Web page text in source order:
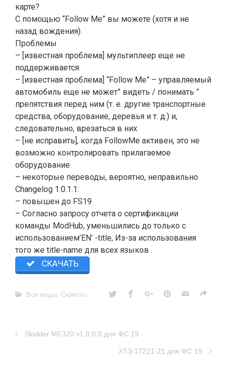
карте?
С помощью “Follow Me” вы можете (хотя и не
назад вождения).
Проблемы
– [известная проблема] мультиплеер еще не
поддерживается
– [известная проблема] “Follow Me” – управляемый
автомобиль еще не может” видеть / понимать ”
препятствия перед ним (т. е. другие транспортные
средства, оборудование, деревья и т. д.) и,
следовательно, врезаться в них
– [не исправить], когда FollowMe активен, это не
возможно контролировать прилагаемое
оборудование
– некоторые переводы, вероятно, неправильно
Changelog 1.0.1.1:
– повышен до FS19
– Согласно запросу отчета о сертификации
команды ModHub, уменьшились до только с
использованием’EN’ -title, Из-за использования
того же title-name для всех языков .
СКАЧАТЬ
Все моды, Скрипты
Skidder MF320 v1.0.0.0 для ФС 19
ХТЗ-17221-21 для ФС 19